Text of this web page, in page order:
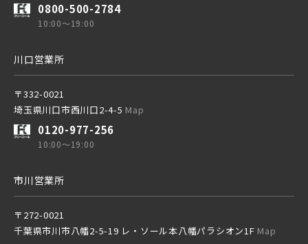
西武線
西武池袋線
西武新宿線
西武有楽町線
西武豊島線
0800-500-2784
10:00～19:00
川口営業所
〒332-0021
埼玉県川口市西川口2-4-5 Map
0120-977-256
10:00～19:00
市川営業所
〒272-0021
千葉県市川市八幡2-5-19 レ・ソール本八幡パラシオン1F Map